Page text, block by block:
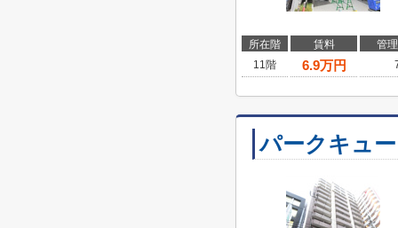
所在階 賃料
管
11階
6.9万円
パークキュ